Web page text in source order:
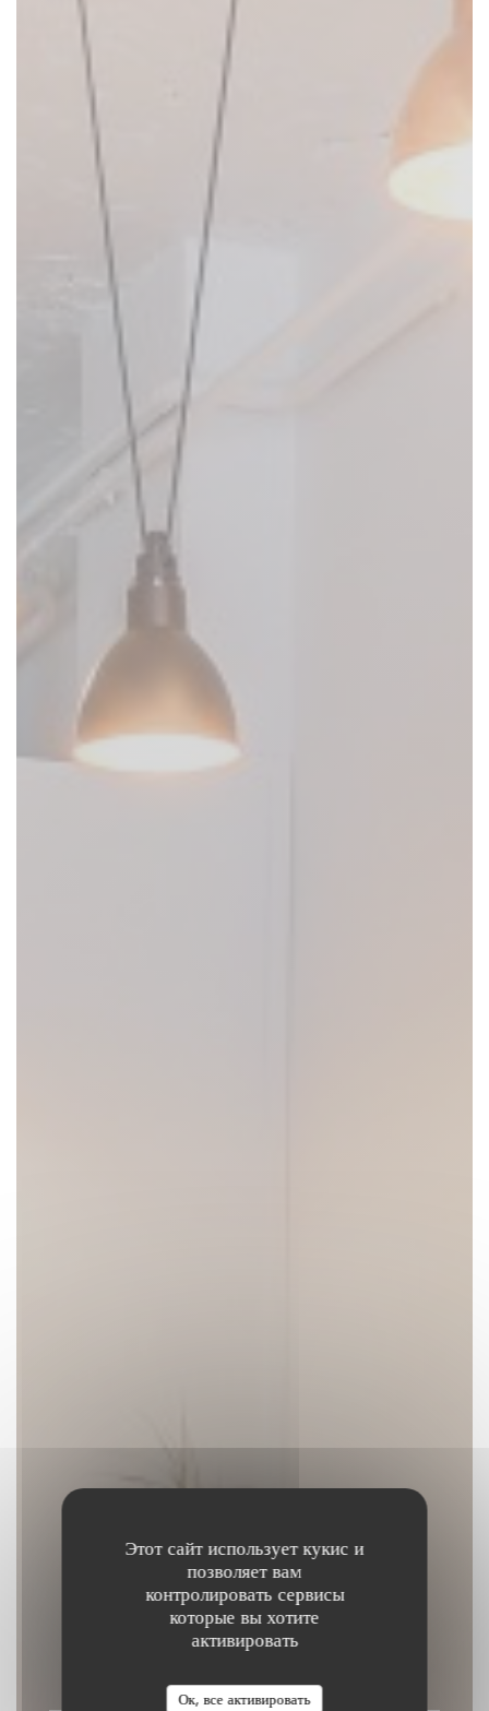
Этот сайт использует кукис и
позволяет вам
контролировать сервисы
которые вы хотите
активировать
Ок, все активировать
SOYA CANTINE BIO